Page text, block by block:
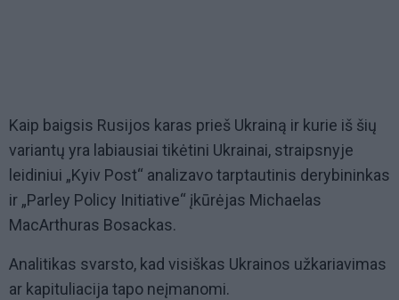
Kaip baigsis Rusijos karas prieš Ukrainą ir kurie iš šių
variantų yra labiausiai tikėtini Ukrainai, straipsnyje
leidiniui „Kyiv Post“ analizavo tarptautinis derybininkas
ir „Parley Policy Initiative“ įkūrėjas Michaelas
MacArthuras Bosackas.
Analitikas svarsto, kad visiškas Ukrainos užkariavimas
ar kapituliacija tapo neįmanomi.